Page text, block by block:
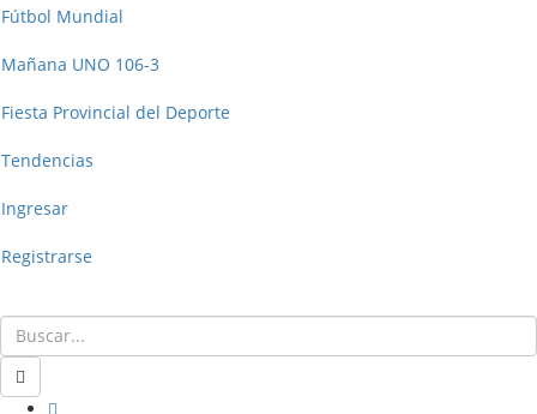
Fútbol Mundial
Mañana UNO 106-3
Fiesta Provincial del Deporte
Tendencias
Ingresar
Registrarse